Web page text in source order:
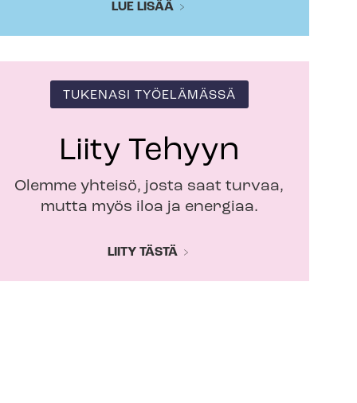
LUE LISÄÄ
TUKENASI TYÖELÄMÄSSÄ
Liity Tehyyn
Olemme yhteisö, josta saat turvaa,
mutta myös iloa ja energiaa.
LIITY TÄSTÄ